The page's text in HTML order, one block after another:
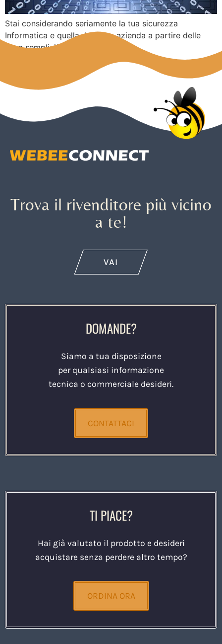
Stai considerando seriamente la tua sicurezza
Informatica e quella della tua azienda a partire delle
cose semplici?
Trova il rivenditore più vicino
a te!
VAI
DOMANDE?
Siamo a tua disposizione
per qualsiasi informazione
tecnica o commerciale desideri.
CONTATTACI
TI PIACE?
Hai già valutato il prodotto e desideri
acquistare senza perdere altro tempo?
ORDINA ORA